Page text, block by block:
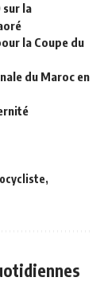
sur la
la Coupe du
du Maroc en